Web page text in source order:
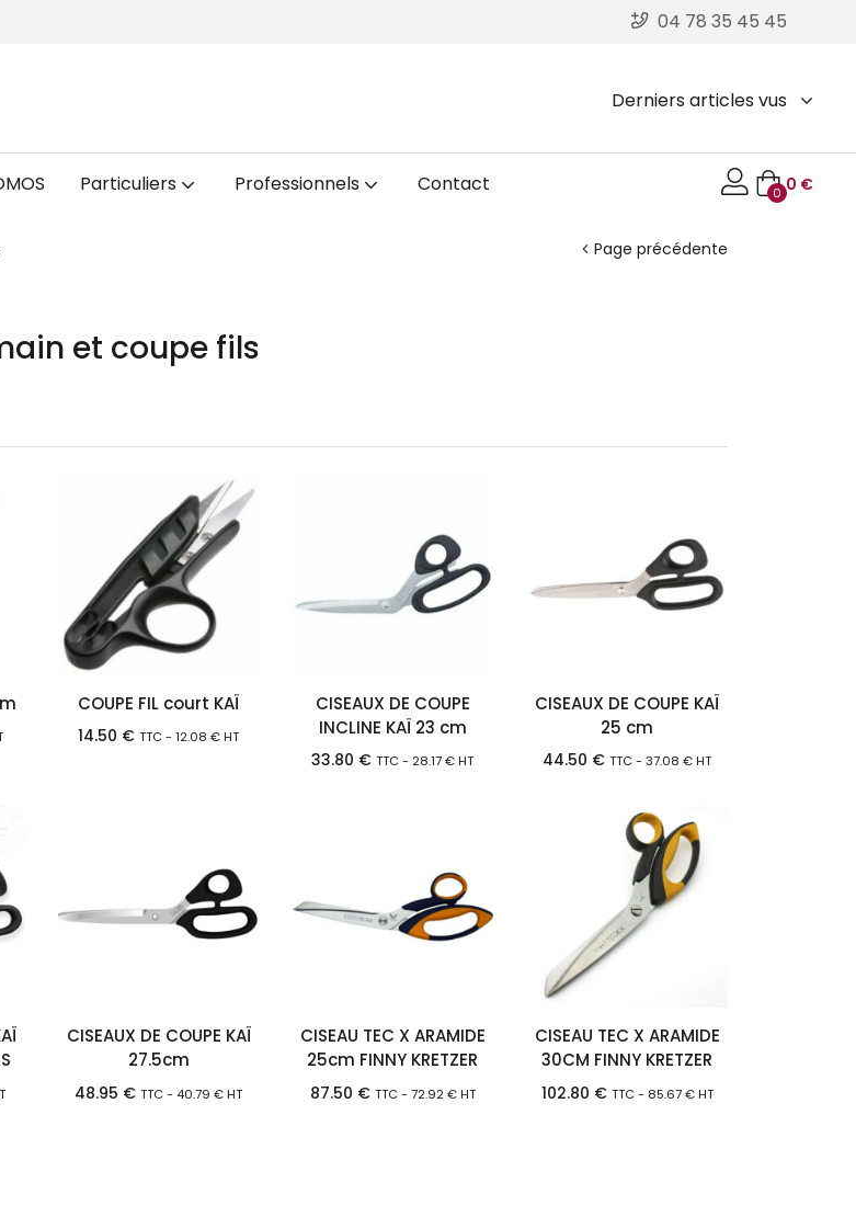
04 78 35 45 45
Derniers articles vus
Particuliers Professionnels Contact 0 0 €
Page précédente
et coupe fils
COUPE FIL court KAÏ
14.50 € TTC -12.08€HT
CISEAUX DE COUPE
INCLINE KAÏ 23 cm
33.80 € TTC - 28.17€HT
CISEAUX DE COUPE KAÏ
25 cm
44.50 € TTC -37.08€HT
CISEAUX DE COUPE KAÏ
27.5cm
48.95 € TTC - 40.79€HT
CISEAU TEC X ARAMIDE
25cm FINNY KRETZER
87.50 € TTC - 72.92€HT
CISEAU TEC X ARAMIDE
30CM FINNY KRETZER
102.80 € TTC - 85.67€HT